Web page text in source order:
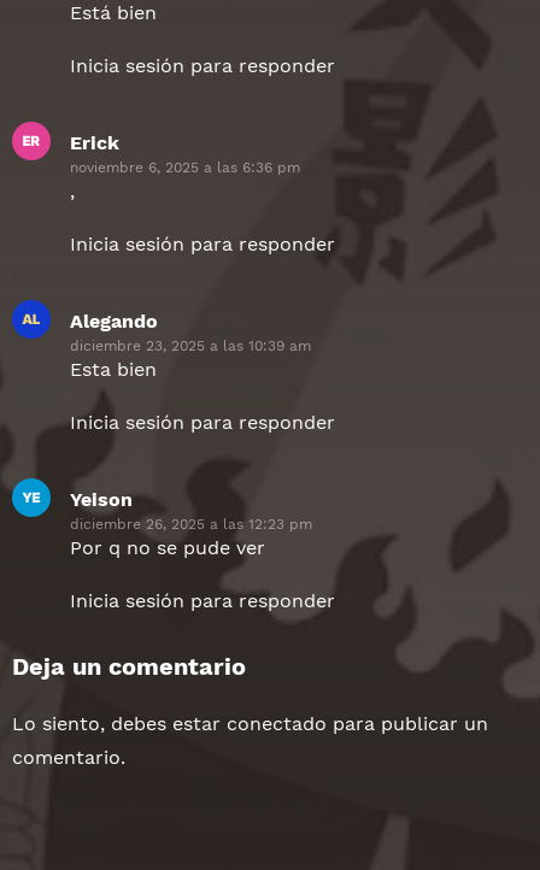
Está bien
Inicia sesión para responder
Erick
noviembre 6, 2025 a las 6:36 pm
,
Inicia sesión para responder
Alegando
diciembre 23, 2025 a las 10:39 am
Esta bien
Inicia sesión para responder
Yeisondice:
diciembre 26, 2025 a las 12:23 pm
Por q no se pude ver
Inicia sesión para responder
Deja un comentario
Lo siento, debes estar conectado para publicar un
comentario.